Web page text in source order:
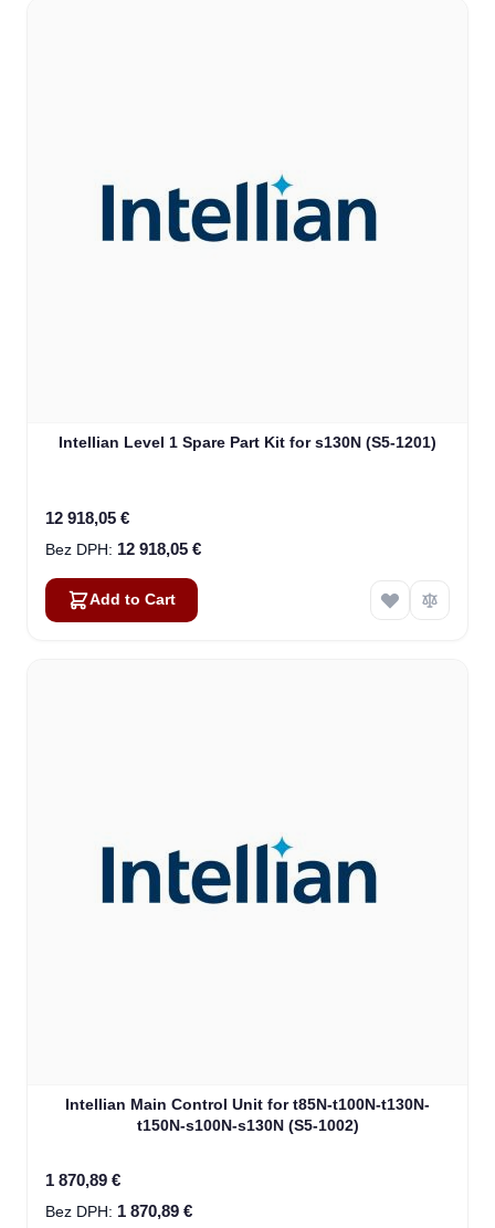
Intellian Level 1 Spare Part Kit for s130N (S5-1201)
12 918,05 €
12 918,05 €
Add to Cart
Intellian Main Control Unit for t85N-t100N-t130N-
t150N-s100N-s130N (S5-1002)
1 870,89 €
1 870,89 €